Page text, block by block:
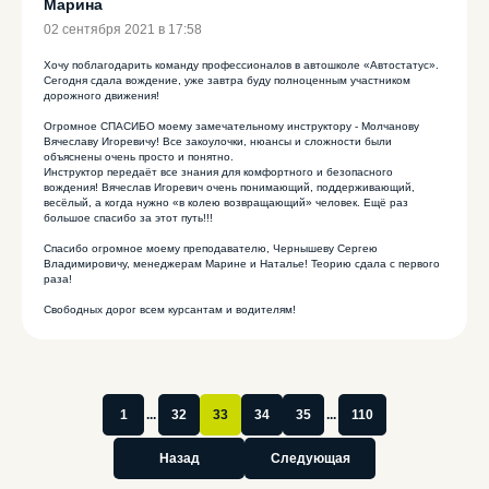
Марина
02 сентября 2021 в 17:58
Хочу поблагодарить команду профессионалов в автошколе «Автостатус».
Сегодня сдала вождение, уже завтра буду полноценным участником
дорожного движения!
Огромное СПАСИБО моему замечательному инструктору - Молчанову
Вячеславу Игоревичу! Все закоулочки, нюансы и сложности были
объяснены очень просто и понятно.
Инструктор передаёт все знания для комфортного и безопасного
вождения! Вячеслав Игоревич очень понимающий, поддерживающий,
весёлый, а когда нужно «в колею возвращающий» человек. Ещё раз
большое спасибо за этот путь!!!
Спасибо огромное моему преподавателю, Чернышеву Сергею
Владимировичу, менеджерам Марине и Наталье! Теорию сдала с первого
раза!
Свободных дорог всем курсантам и водителям!
1 ... 32 33 34 35 ... 110
Назад Следующая
ПОДПИШИСЬ
avtostatuskem@yandex.ru